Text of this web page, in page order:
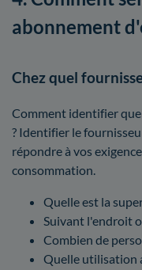
abonnement
Chez quel
Comment identifier
? Identifier le
répondre à vos
consommation.
Quelle est la
Suivant l'endroit
Combien de
Quelle utilisation